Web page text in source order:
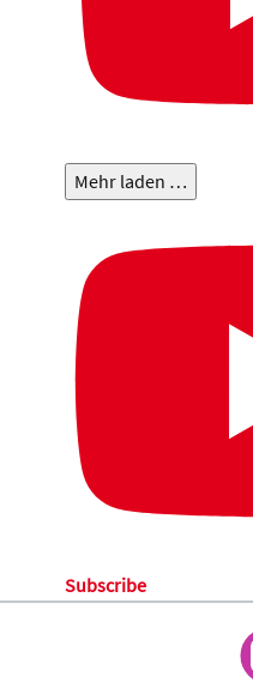
Mehr laden …
Subscribe